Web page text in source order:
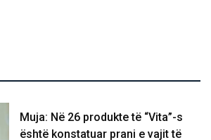
Muja: Në 26 produkte të “Vita”-s
është konstatuar prani e vajit të